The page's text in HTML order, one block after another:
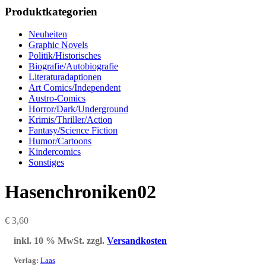
Produktkategorien
Neuheiten
Graphic Novels
Politik/Historisches
Biografie/Autobiografie
Literaturadaptionen
Art Comics/Independent
Austro-Comics
Horror/Dark/Underground
Krimis/Thriller/Action
Fantasy/Science Fiction
Humor/Cartoons
Kindercomics
Sonstiges
Hasenchroniken02
€ 3,60
inkl. 10 % MwSt. zzgl. Versandkosten
Verlag: Laas